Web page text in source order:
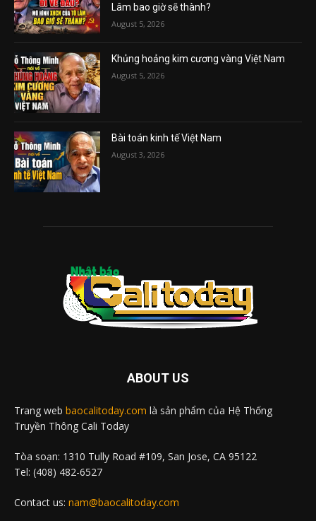
Lâm bao giờ sẽ thành?
August 5, 2026
Khủng hoảng kim cương vàng Việt Nam
August 5, 2026
Bài toán kinh tế Việt Nam
August 3, 2026
ABOUT US
Trang web baocalitoday.com là sản phẩm của Hệ Thống
Truyền Thông Cali Today
Tòa soạn: 1310 Tully Road #109, San Jose, CA 95122
Tel: (408) 482-6527
Contact us: nam@baocalitoday.com